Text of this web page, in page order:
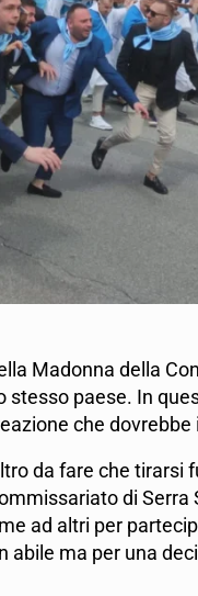
Madonna della
stesso paese. In
che
da fare che tirarsi
di Serra
ad altri per
abile ma per una